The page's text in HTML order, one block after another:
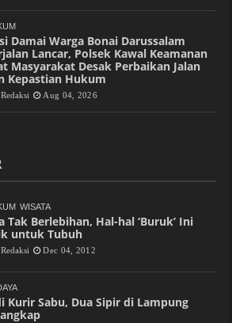
Damai Warga Bonai Darussalam
Lancar, Polsek Kawal Keamanan
Masyarakat Desak Perbaikan Jalan
Kepastian Hukum
Redaksi Aug 04, 2026
WISATA
Tak Berlebihan, Hal-hal ‘Buruk’ Ini
untuk Tubuh
Redaksi Dec 04, 2012
Kurir Sabu, Dua Sipir di Lampung